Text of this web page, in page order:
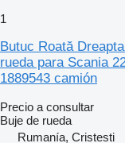
1
Butuc Roată
rueda para Scania
1889543 camión
Precio a consultar
Buje de rueda
Rumanía, Cristesti